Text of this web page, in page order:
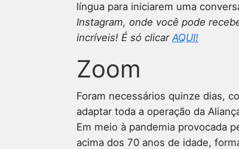
língua para iniciarem uma
Instagram, onde você pode
incríveis! É só clicarAQUI!
Zoom
Foram necessários quinze dias,
adaptar toda a operação da
Em meio à pandemia provocada
acima dos 70 anos de idade,